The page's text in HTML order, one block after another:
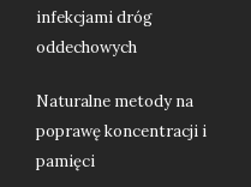
infekcjami dróg
oddechowych
Naturalne metody na
poprawę koncentracji i
pamięci